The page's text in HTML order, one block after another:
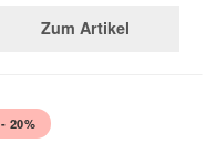
Zum Artikel
- 20%